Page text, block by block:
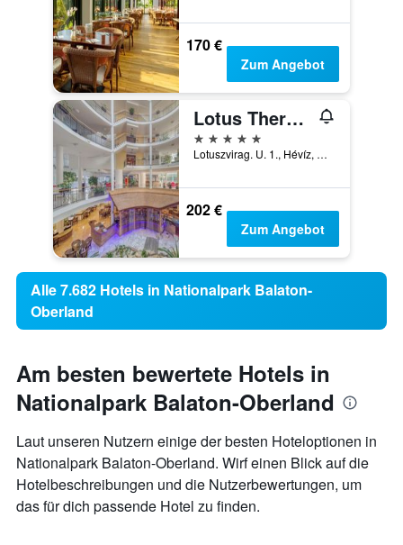
170 €
Zum Angebot
Lotus Therme Hotel & Spa
5 Sterne
Lotuszvirag. U. 1., Hévíz, Ungarn
202 €
Zum Angebot
Alle 7.682 Hotels in Nationalpark Balaton-
Oberland
Am besten bewertete Hotels in
Nationalpark Balaton-Oberland
Laut unseren Nutzern einige der besten Hoteloptionen in
Nationalpark Balaton-Oberland. Wirf einen Blick auf die
Hotelbeschreibungen und die Nutzerbewertungen, um
das für dich passende Hotel zu finden.